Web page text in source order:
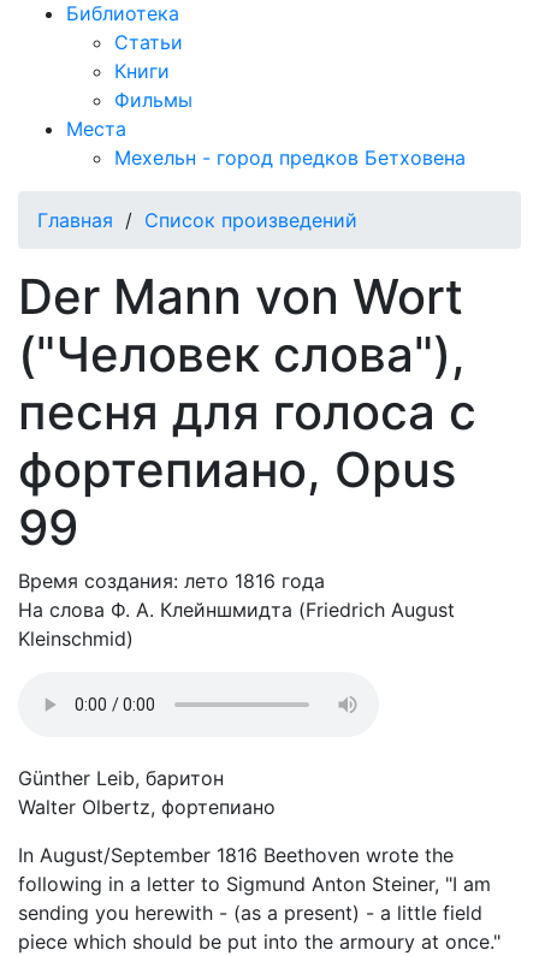
Библиотека
Статьи
Книги
Фильмы
Места
Мехельн - город предков Бетховена
Главная / Список произведений
Der Mann von Wort
("Человек слова"),
песня для голоса с
фортепиано, Opus
99
Время создания: лето 1816 года
На слова Ф. А. Клейншмидта (Friedrich August
Kleinschmid)
Günther Leib, баритон
Walter Olbertz, фортепиано
In August/September 1816 Beethoven wrote the
following in a letter to Sigmund Anton Steiner, "I am
sending you herewith - (as a present) - a little field
piece which should be put into the armoury at once."